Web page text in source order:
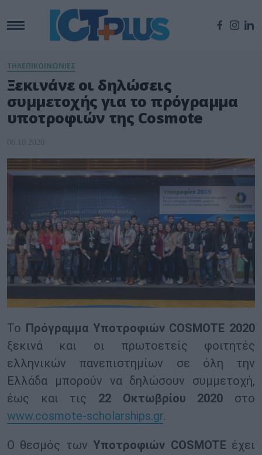
ΤΗΛΕΠΙΚΟΙΝΩΝΙΕΣ
Ξεκινάνε οι δηλώσεις
συμμετοχής για το πρόγραμμα
υποτροφιών της Cosmote
06.10.2020
Το Πρόγραμμα Υποτροφιών COSMOTE 2020
ξεκινά και οι πρωτοετείς φοιτητές
ελληνικών πανεπιστημίων σε όλη την
Ελλάδα μπορούν να δηλώσουν συμμετοχή,
έως και τις 22 Οκτωβρίου 2020 στο
www.cosmote-scholarships.gr.
Ο θεσμός των Υποτροφιών COSMOTEέχει